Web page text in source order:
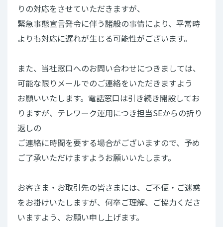
りの対応をさせていただきますが、
緊急事態宣言発令に伴う諸般の事情により、平常時
よりも対応に遅れが生じる可能性がございます。
また、当社窓口へのお問い合わせにつきましては、
可能な限りメールでのご連絡をいただきますよう
お願いいたします。電話窓口は引き続き開設してお
りますが、テレワーク運用につき担当SEからの折り
返しの
ご連絡に時間を要する場合がございますので、予め
ご了承いただけますようお願いいたします。
お客さま・お取引先の皆さまには、ご不便・ご迷惑
をお掛けいたしますが、何卒ご理解、ご協力くださ
いますよう、お願い申し上げます。